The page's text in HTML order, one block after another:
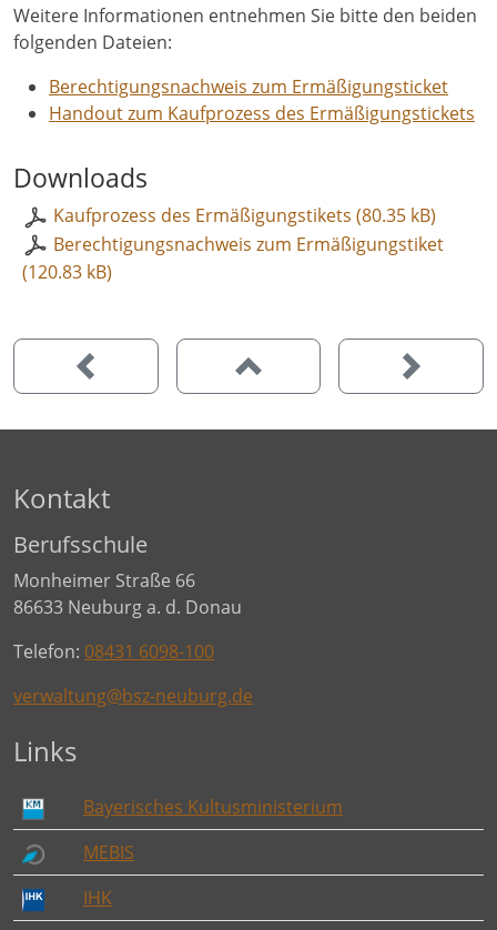
Weitere Informationen entnehmen Sie bitte den beiden
folgenden Dateien:
Berechtigungsnachweis zum Ermäßigungsticket
Handout zum Kaufprozess des Ermäßigungstickets
Downloads
Kaufprozess des Ermäßigungstikets (80.35 kB)
Berechtigungsnachweis zum Ermäßigungstiket
(120.83 kB)
Kontakt
Berufsschule
Monheimer Straße 66
86633 Neuburg a. d. Donau
Telefon: 08431 6098-100
verwaltung@bsz-neuburg.de
Links
Bayerisches Kultusministerium
MEBIS
IHK